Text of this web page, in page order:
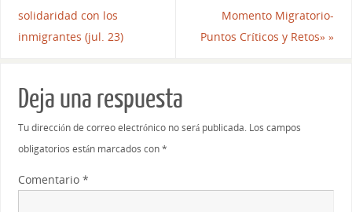
solidaridad con los
inmigrantes (jul. 23)
Momento Migratorio-
Puntos Críticos y Retos»»
Deja una respuesta
Tu dirección de correo electrónico no será publicada. Los campos
obligatorios están marcados con*
Comentario *